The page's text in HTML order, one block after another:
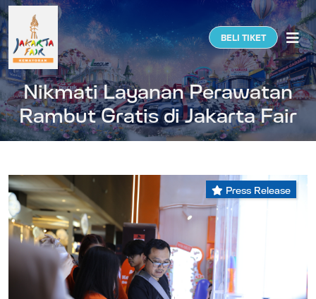
BELI TIKET
Nikmati Layanan Perawatan
Rambut Gratis di Jakarta Fair
Press Release